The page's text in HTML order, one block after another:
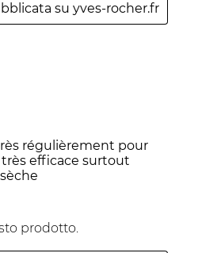
su yves-rocher.fr
régulièrement pour
efficace surtout
prodotto.